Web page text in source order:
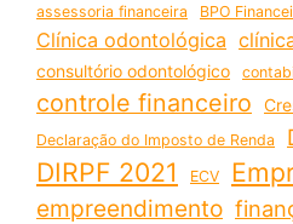
assessoria financeira
BPO
Clínica odontológica
consultório odontológico
controle financeiro
Declaração do Imposto de Renda
DIRPF 2021 ECV
empreendimento